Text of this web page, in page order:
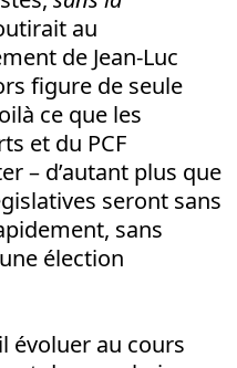
au
de Jean-Luc
figure de seule
ce que les
et du PCF
– d’autant plus que
seront sans
sans
élection
évoluer au cours